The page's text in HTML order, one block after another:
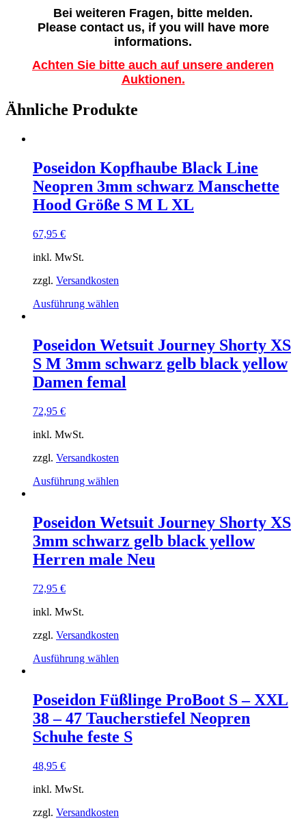
Bei weiteren Fragen, bitte melden.
Please contact us, if you will have more
informations.
Achten Sie bitte auch auf unsere anderen
Auktionen.
Ähnliche Produkte
Poseidon Kopfhaube Black Line
Neopren 3mm schwarz Manschette
Hood Größe S M L XL
67,95 €
inkl. MwSt.
zzgl. Versandkosten
Ausführung wählen
mehrere
Varianten
auf.
Die
Optionen
werden
Poseidon Wetsuit Journey Shorty XS
S M 3mm schwarz gelb black yellow
Damen femal
72,95 €
inkl. MwSt.
zzgl. Versandkosten
Ausführung wählen
mehrere
Varianten
auf.
Die
Optionen
werden
Poseidon Wetsuit Journey Shorty XS
3mm schwarz gelb black yellow
Herren male Neu
72,95 €
inkl. MwSt.
zzgl. Versandkosten
Ausführung wählen
mehrere
Varianten
auf.
Die
Optionen
werden
Poseidon Füßlinge ProBoot S – XXL
38 – 47 Taucherstiefel Neopren
Schuhe feste S
48,95 €
inkl. MwSt.
zzgl. Versandkosten